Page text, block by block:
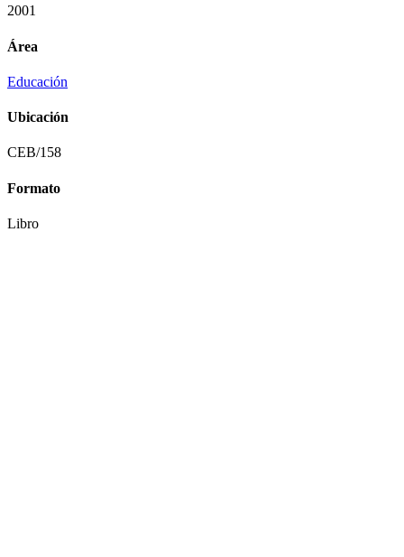
2001
Área
Educación
Ubicación
CEB/158
Formato
Libro